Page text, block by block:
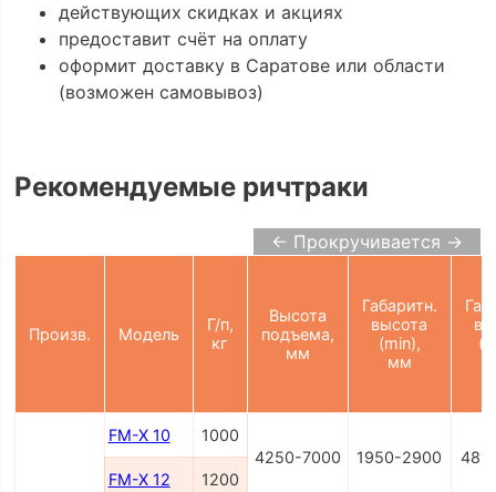
действующих скидках и акциях
предоставит счёт на оплату
оформит доставку в Саратове или области
(возможен самовывоз)
Рекомендуемые ричтраки
← Прокручивается →
Произв. Модель
Г/п,
кг
Высота
подъема,
мм
Габаритн.
высота
(min),
мм
FM-X 10
1000
4250-7000
1950-2900
FM-X 12
1200